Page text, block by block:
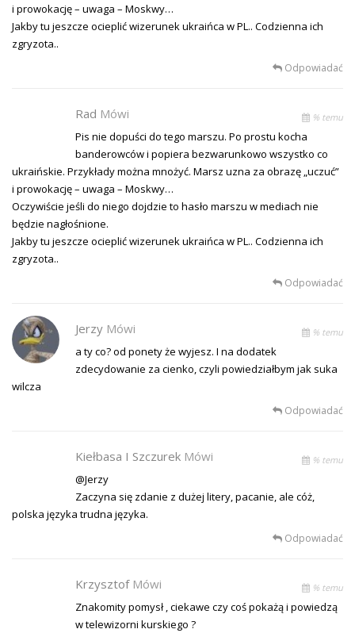
i prowokację – uwaga – Moskwy…
Jakby tu jeszcze ocieplić wizerunek ukraińca w PL.. Codzienna ich
zgryzota..
Odpowiadać
Rad Mówi % temu
Pis nie dopuści do tego marszu. Po prostu kocha
banderowców i popiera bezwarunkowo wszystko co
ukraińskie. Przykłady można mnożyć. Marsz uzna za obrazę „uczuć”
i prowokację – uwaga – Moskwy…
Oczywiście jeśli do niego dojdzie to hasło marszu w mediach nie
będzie nagłośnione.
Jakby tu jeszcze ocieplić wizerunek ukraińca w PL.. Codzienna ich
zgryzota..
Odpowiadać
Jerzy Mówi % temu
a ty co? od ponety że wyjesz. I na dodatek
zdecydowanie za cienko, czyli powiedziałbym jak suka
wilcza
Odpowiadać
Kiełbasa I Szczurek Mówi % temu
@Jerzy
Zaczyna się zdanie z dużej litery, pacanie, ale cóż,
polska języka trudna języka.
Odpowiadać
Krzysztof Mówi % temu
Znakomity pomysł , ciekawe czy coś pokażą i powiedzą
w telewizorni kurskiego ?